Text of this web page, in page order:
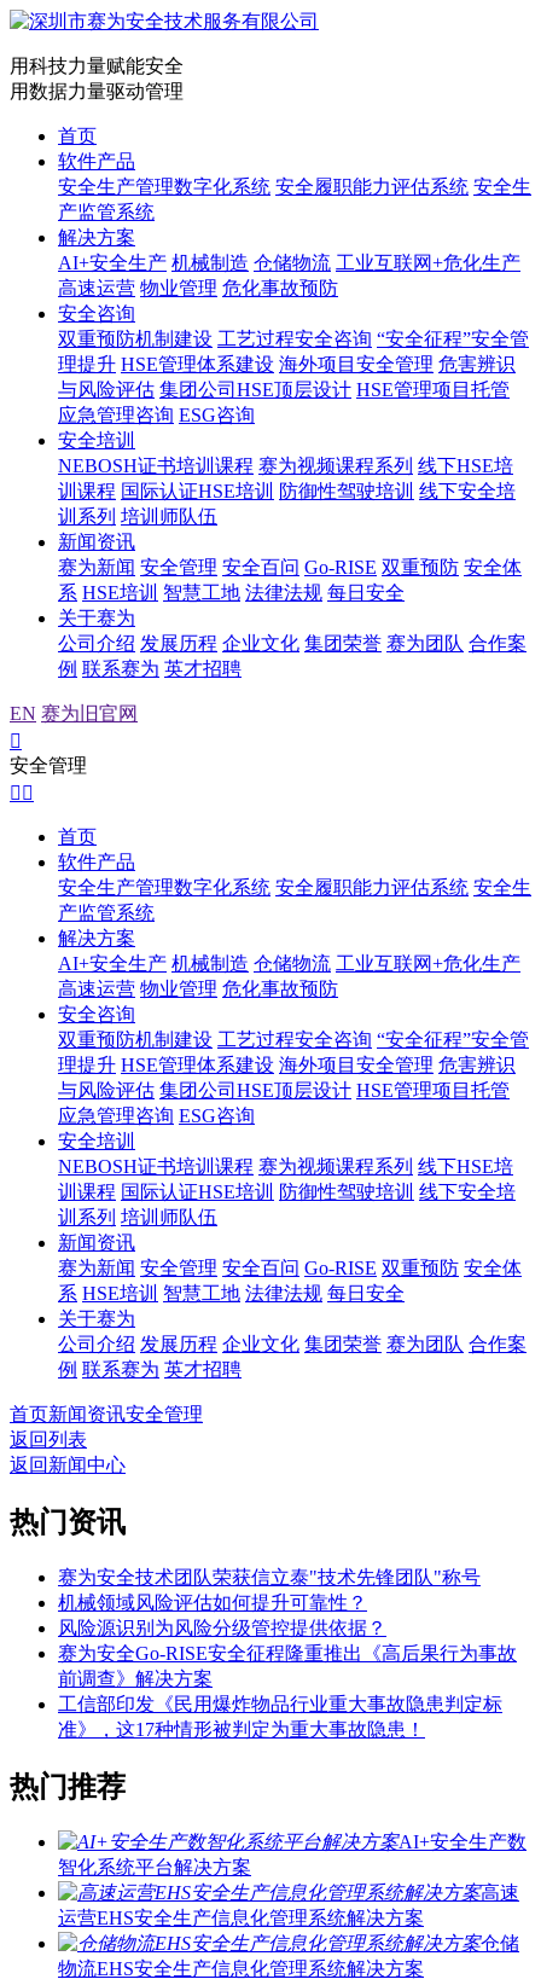
用科技力量赋能安全
用数据力量驱动管理
首页
软件产品
安全生产管理数字化系统 安全履职能力评估系统 安全生
产监管系统
解决方案
AI+安全生产 机械制造 仓储物流 工业互联网+危化生产
高速运营 物业管理 危化事故预防
安全咨询
双重预防机制建设 工艺过程安全咨询 “安全征程”安全管
理提升 HSE管理体系建设 海外项目安全管理 危害辨识
与风险评估 集团公司HSE顶层设计 HSE管理项目托管
应急管理咨询 ESG咨询
安全培训
NEBOSH证书培训课程 赛为视频课程系列 线下HSE培
训课程 国际认证HSE培训 防御性驾驶培训 线下安全培
训系列 培训师队伍
新闻资讯
赛为新闻 安全管理 安全百问 Go-RISE 双重预防 安全体
系 HSE培训 智慧工地 法律法规 每日安全
关于赛为
公司介绍 发展历程 企业文化 集团荣誉 赛为团队 合作案
例 联系赛为 英才招聘
EN 赛为旧官网

安全管理
 
首页
软件产品
安全生产管理数字化系统 安全履职能力评估系统 安全生
产监管系统
解决方案
AI+安全生产 机械制造 仓储物流 工业互联网+危化生产
高速运营 物业管理 危化事故预防
安全咨询
双重预防机制建设 工艺过程安全咨询 “安全征程”安全管
理提升 HSE管理体系建设 海外项目安全管理 危害辨识
与风险评估 集团公司HSE顶层设计 HSE管理项目托管
应急管理咨询 ESG咨询
安全培训
NEBOSH证书培训课程 赛为视频课程系列 线下HSE培
训课程 国际认证HSE培训 防御性驾驶培训 线下安全培
训系列 培训师队伍
新闻资讯
赛为新闻 安全管理 安全百问 Go-RISE 双重预防 安全体
系 HSE培训 智慧工地 法律法规 每日安全
关于赛为
公司介绍 发展历程 企业文化 集团荣誉 赛为团队 合作案
例 联系赛为 英才招聘
首页新闻资讯安全管理
返回列表
返回新闻中心
热门资讯
赛为安全技术团队荣获信立泰"技术先锋团队"称号
机械领域风险评估如何提升可靠性？
风险源识别为风险分级管控提供依据？
赛为安全Go-RISE安全征程隆重推出《高后果行为事故
前调查》解决方案
工信部印发《民用爆炸物品行业重大事故隐患判定标
准》，这17种情形被判定为重大事故隐患！
热门推荐
AI+安全生产数
智化系统平台解决方案
高速
运营EHS安全生产信息化管理系统解决方案
仓储
物流EHS安全生产信息化管理系统解决方案